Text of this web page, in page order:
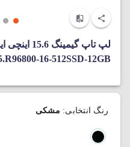
16-512SSD-12GB
رنگ انتخابی: مشکی